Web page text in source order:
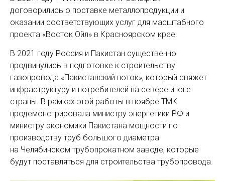
договорились о поставке металлопродукции и
оказании соответствующих услуг для масштабного
проекта «Восток Ойл» в Красноярском крае.
В 2021 году Россия и Пакистан существенно
продвинулись в подготовке к строительству
газопровода «Пакистанский поток», который свяжет
инфраструктуру и потребителей на севере и юге
страны. В рамках этой работы в ноябре ТМК
продемонстрировала министру энергетики РФ и
министру экономики Пакистана мощности по
производству труб большого диаметра
на Челябинском трубопрокатном заводе, которые
будут поставляться для строительства трубопровода.